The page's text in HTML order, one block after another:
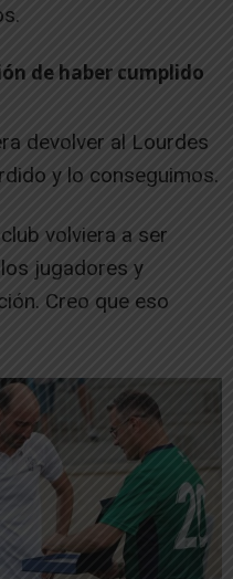
de haber cumplido
devolver al Lourdes
y lo conseguimos.
volviera a ser
jugadores y
Creo que eso